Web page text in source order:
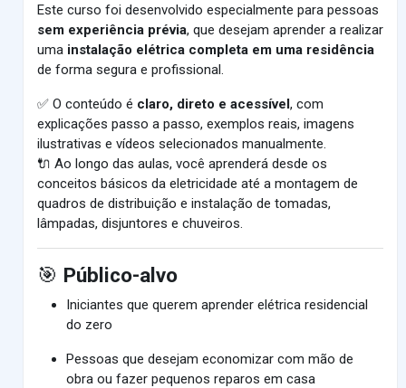
Este curso foi desenvolvido especialmente para pessoas
sem experiência prévia, que desejam aprender a realizar
uma instalação elétrica completa em uma residência
de forma segura e profissional.
✅ O conteúdo é claro, direto e acessível, com
explicações passo a passo, exemplos reais, imagens
ilustrativas e vídeos selecionados manualmente.
🔌 Ao longo das aulas, você aprenderá desde os
conceitos básicos da eletricidade até a montagem de
quadros de distribuição e instalação de tomadas,
lâmpadas, disjuntores e chuveiros.
🎯 Público-alvo
Iniciantes que querem aprender elétrica residencial
do zero
Pessoas que desejam economizar com mão de
obra ou fazer pequenos reparos em casa